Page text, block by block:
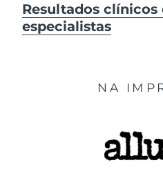
Resultados clínicos
especialistas
NA